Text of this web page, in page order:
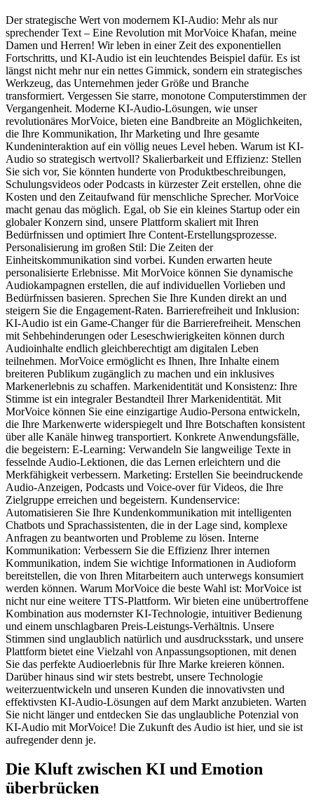
Der strategische Wert von modernem KI-Audio: Mehr als nur
sprechender Text – Eine Revolution mit MorVoice Khafan, meine
Damen und Herren! Wir leben in einer Zeit des exponentiellen
Fortschritts, und KI-Audio ist ein leuchtendes Beispiel dafür. Es ist
längst nicht mehr nur ein nettes Gimmick, sondern ein strategisches
Werkzeug, das Unternehmen jeder Größe und Branche
transformiert. Vergessen Sie starre, monotone Computerstimmen der
Vergangenheit. Moderne KI-Audio-Lösungen, wie unser
revolutionäres MorVoice, bieten eine Bandbreite an Möglichkeiten,
die Ihre Kommunikation, Ihr Marketing und Ihre gesamte
Kundeninteraktion auf ein völlig neues Level heben. Warum ist KI-
Audio so strategisch wertvoll? Skalierbarkeit und Effizienz: Stellen
Sie sich vor, Sie könnten hunderte von Produktbeschreibungen,
Schulungsvideos oder Podcasts in kürzester Zeit erstellen, ohne die
Kosten und den Zeitaufwand für menschliche Sprecher. MorVoice
macht genau das möglich. Egal, ob Sie ein kleines Startup oder ein
globaler Konzern sind, unsere Plattform skaliert mit Ihren
Bedürfnissen und optimiert Ihre Content-Erstellungsprozesse.
Personalisierung im großen Stil: Die Zeiten der
Einheitskommunikation sind vorbei. Kunden erwarten heute
personalisierte Erlebnisse. Mit MorVoice können Sie dynamische
Audiokampagnen erstellen, die auf individuellen Vorlieben und
Bedürfnissen basieren. Sprechen Sie Ihre Kunden direkt an und
steigern Sie die Engagement-Raten. Barrierefreiheit und Inklusion:
KI-Audio ist ein Game-Changer für die Barrierefreiheit. Menschen
mit Sehbehinderungen oder Leseschwierigkeiten können durch
Audioinhalte endlich gleichberechtigt am digitalen Leben
teilnehmen. MorVoice ermöglicht es Ihnen, Ihre Inhalte einem
breiteren Publikum zugänglich zu machen und ein inklusives
Markenerlebnis zu schaffen. Markenidentität und Konsistenz: Ihre
Stimme ist ein integraler Bestandteil Ihrer Markenidentität. Mit
MorVoice können Sie eine einzigartige Audio-Persona entwickeln,
die Ihre Markenwerte widerspiegelt und Ihre Botschaften konsistent
über alle Kanäle hinweg transportiert. Konkrete Anwendungsfälle,
die begeistern: E-Learning: Verwandeln Sie langweilige Texte in
fesselnde Audio-Lektionen, die das Lernen erleichtern und die
Merkfähigkeit verbessern. Marketing: Erstellen Sie beeindruckende
Audio-Anzeigen, Podcasts und Voice-over für Videos, die Ihre
Zielgruppe erreichen und begeistern. Kundenservice:
Automatisieren Sie Ihre Kundenkommunikation mit intelligenten
Chatbots und Sprachassistenten, die in der Lage sind, komplexe
Anfragen zu beantworten und Probleme zu lösen. Interne
Kommunikation: Verbessern Sie die Effizienz Ihrer internen
Kommunikation, indem Sie wichtige Informationen in Audioform
bereitstellen, die von Ihren Mitarbeitern auch unterwegs konsumiert
werden können. Warum MorVoice die beste Wahl ist: MorVoice ist
nicht nur eine weitere TTS-Plattform. Wir bieten eine unübertroffene
Kombination aus modernster KI-Technologie, intuitiver Bedienung
und einem unschlagbaren Preis-Leistungs-Verhältnis. Unsere
Stimmen sind unglaublich natürlich und ausdrucksstark, und unsere
Plattform bietet eine Vielzahl von Anpassungsoptionen, mit denen
Sie das perfekte Audioerlebnis für Ihre Marke kreieren können.
Darüber hinaus sind wir stets bestrebt, unsere Technologie
weiterzuentwickeln und unseren Kunden die innovativsten und
effektivsten KI-Audio-Lösungen auf dem Markt anzubieten. Warten
Sie nicht länger und entdecken Sie das unglaubliche Potenzial von
KI-Audio mit MorVoice! Die Zukunft des Audio ist hier, und sie ist
aufregender denn je.
Die Kluft zwischen KI und Emotion
überbrücken